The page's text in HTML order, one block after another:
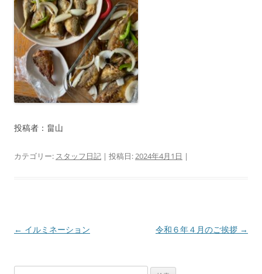
投稿者：畠山
カテゴリー: スタッフ日記 | 投稿日:2024年4月1日 |
投
← イルミネーション 令和６年４月のご挨拶 →